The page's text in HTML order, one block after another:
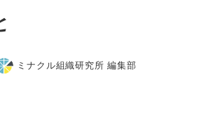
ミナクル組織研究所 編集部